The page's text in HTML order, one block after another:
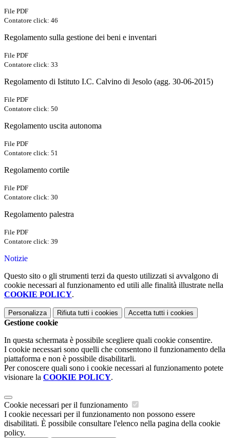
File PDF
Contatore click: 46
Regolamento sulla gestione dei beni e inventari
File PDF
Contatore click: 33
Regolamento di Istituto I.C. Calvino di Jesolo (agg. 30-06-2015)
File PDF
Contatore click: 50
Regolamento uscita autonoma
File PDF
Contatore click: 51
Regolamento cortile
File PDF
Contatore click: 30
Regolamento palestra
File PDF
Contatore click: 39
Notizie
Questo sito o gli strumenti terzi da questo utilizzati si avvalgono di
cookie necessari al funzionamento ed utili alle finalità illustrate nella
COOKIE POLICY.
Personalizza Rifiuta tutti i cookies Accetta tutti i cookies
Gestione cookie
In questa schermata è possibile scegliere quali cookie consentire.
I cookie necessari sono quelli che consentono il funzionamento della
piattaforma e non è possibile disabilitarli.
Per conoscere quali sono i cookie necessari al funzionamento potete
visionare la COOKIE POLICY.
Cookie necessari per il funzionamento
I cookie necessari per il funzionamento non possono essere
disabilitati. È possibile consultare l'elenco nella pagina della cookie
policy.